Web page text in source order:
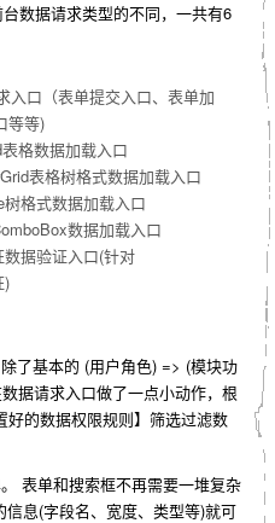
数据请求类型的不同，一共有6
入口（表单提交入口、表单加
等等)
格数据加载入口
表格树格式数据加载入口
格式数据加载入口
数据加载入口
据验证入口(针对
)
了基本的 (用户角色) => (模块功
据请求入口做了一点小动作，根
的数据权限规则】筛选过滤数
表单和搜索框不再需要一堆复杂
息(字段名、宽度、类型等)就可